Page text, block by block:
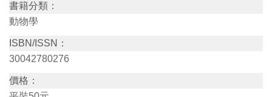
育
活
動
出
書籍分類：
動物學
ISBN/ISSN：
30042780276
價格：